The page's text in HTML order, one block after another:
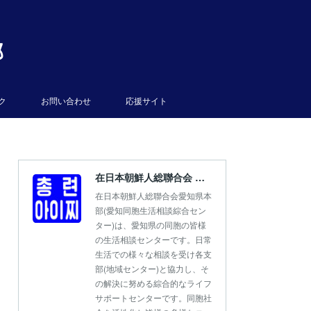
お問い合わせ 応援サイト
在日本朝鮮人総聯合会 愛知県本部
在日本朝鮮人総聯合会愛知県本
部(愛知同胞生活相談綜合セン
ター)は、愛知県の同胞の皆様
の生活相談センターです。日常
生活での様々な相談を受け各支
部(地域センター)と協力し、そ
の解決に努める綜合的なライフ
サポートセンターです。同胞社